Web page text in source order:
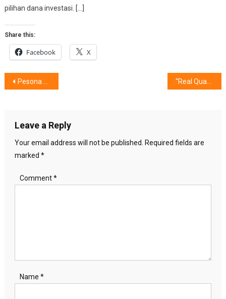
pilihan dana investasi. […]
Share this:
Facebook X
Post
Pesona Ajang IndoBuildTech 2025, 3 Arti dan Fungsi Kamar Mandi Kini.
Leave a Reply
Your email address will not be published.
Required fields are
marked *
Comment*
Name *